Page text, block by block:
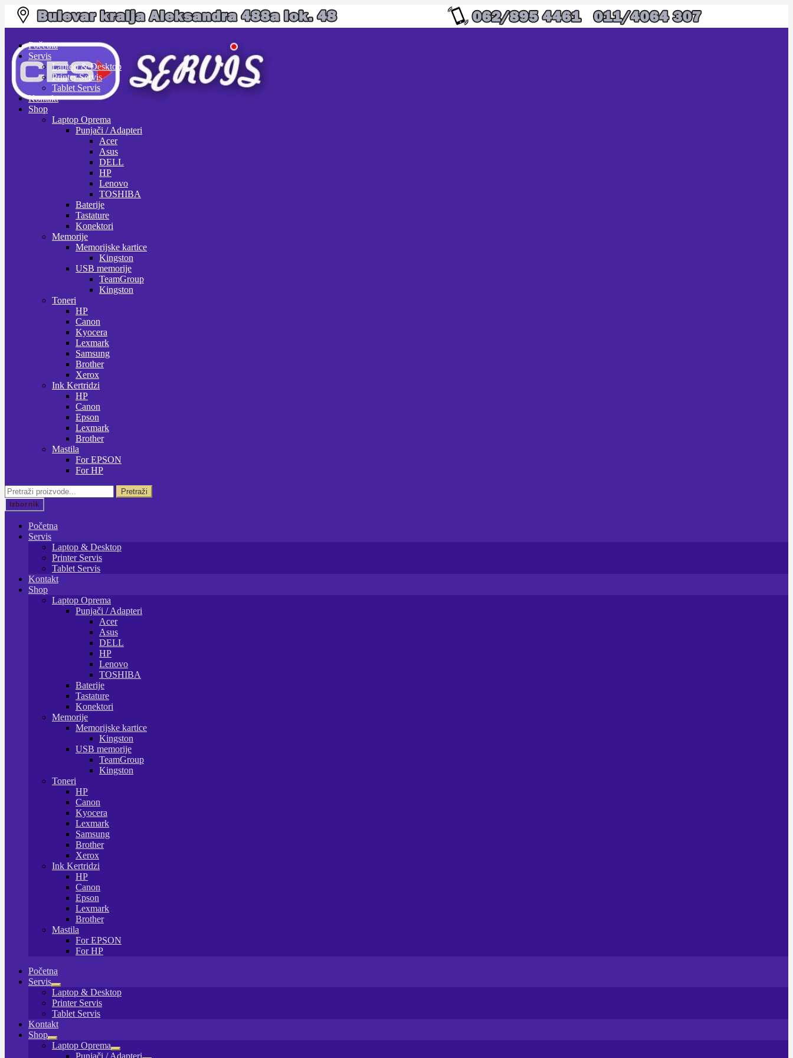
navigaciju
sadržaj
Početna
Servis
Laptop & Desktop
Printer Servis
Tablet Servis
Kontakt
Shop
Laptop Oprema
Punjači / Adapteri
Acer
Asus
DELL
HP
Lenovo
TOSHIBA
Baterije
Tastature
Konektori
Memorije
Memorijske kartice
Kingston
USB memorije
TeamGroup
Kingston
Toneri
HP
Canon
Kyocera
Lexmark
Samsung
Brother
Xerox
Ink Kertridzi
HP
Canon
Epson
Lexmark
Brother
Mastila
For EPSON
For HP
Pretraži:
Pretraži
Izbornik
Početna
Servis
Laptop & Desktop
Printer Servis
Tablet Servis
Kontakt
Shop
Laptop Oprema
Punjači / Adapteri
Acer
Asus
DELL
HP
Lenovo
TOSHIBA
Baterije
Tastature
Konektori
Memorije
Memorijske kartice
Kingston
USB memorije
TeamGroup
Kingston
Toneri
HP
Canon
Kyocera
Lexmark
Samsung
Brother
Xerox
Ink Kertridzi
HP
Canon
Epson
Lexmark
Brother
Mastila
For EPSON
For HP
Početna
Servis
Proširi
podređeni
izbornik
Laptop & Desktop
Printer Servis
Tablet Servis
Kontakt
Shop
Proširi
podređeni
Laptop Oprema
Proširi
Punjači / Adapteri